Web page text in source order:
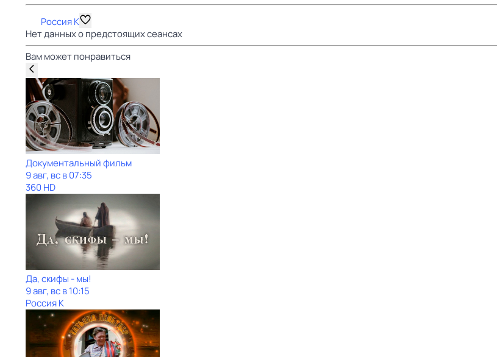
Россия К
Нет данных о предстоящих сеансах
Вам может понравиться
Документальный фильм
9 авг, вс в 07:35
360 HD
Да, скифы - мы!
9 авг, вс в 10:15
Россия К